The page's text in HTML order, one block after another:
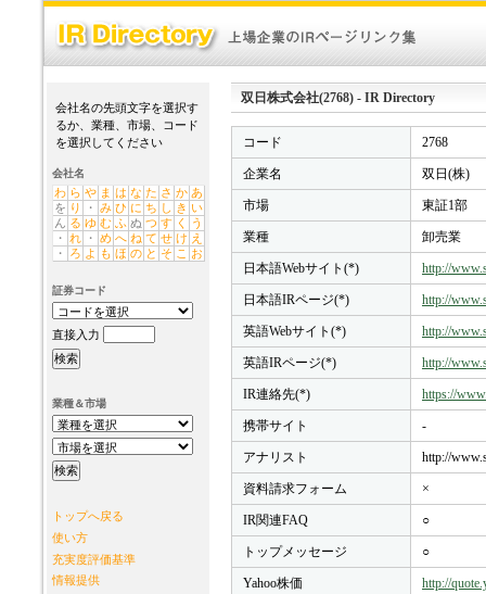
会社名の先頭文字を選択す
るか、業種、市場、コード
を選択してください
会社名
わ ら や ま は な た さ か あ
を り ・ み ひ に ち し き い
ん る ゆ む ふ ぬ つ す く
う
・ れ ・ め へ ね て せ け え
・
ろ よ も ほ の と そ こ お
証券コード
直接入力
業種＆市場
トップへ戻る
使い方
充実度評価基準
情報提供
双日株式会社(2768) - IR Directory
コード 2768
企業名 双日(株)
市場 東証1部
業種 卸売業
日本語Webサイト(*) http://
日本語IRページ(*) http://
英語Webサイト(*) http://
英語IRページ(*) http://
IR連絡先(*) https://
携帯サイト -
アナリスト http://
資料請求フォーム ×
IR関連FAQ ○
トップメッセージ ○
Yahoo株価 http://